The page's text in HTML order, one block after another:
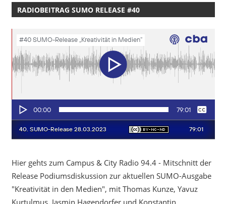
RADIOBEITRAG SUMO RELEASE #40
Hier gehts zum Campus & City Radio 94.4 - Mitschnitt der
Release Podiumsdiskussion zur aktuellen SUMO-Ausgabe
"Kreativität in den Medien", mit Thomas Kunze, Yavuz
Kurtulmus, Jasmin Hagendorfer und Konstantin